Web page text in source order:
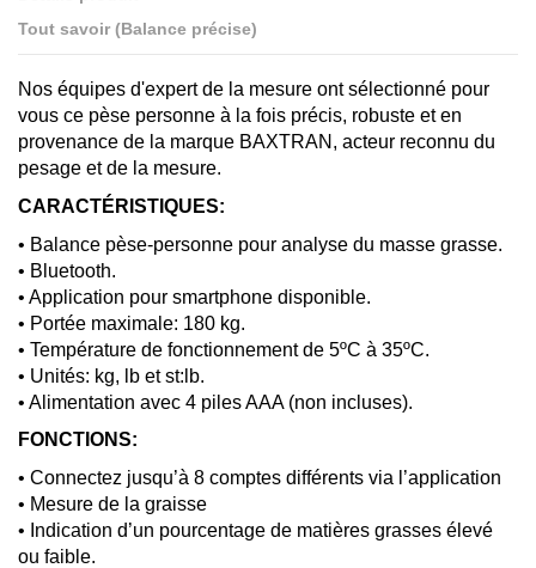
Tout savoir (Balance précise)
Nos équipes d'expert de la mesure ont sélectionné pour
vous ce pèse personne à la fois précis, robuste et en
provenance de la marque BAXTRAN, acteur reconnu du
pesage et de la mesure.
CARACTÉRISTIQUES:
• Balance pèse-personne pour analyse du masse grasse.
• Bluetooth.
• Application pour smartphone disponible.
• Portée maximale: 180 kg.
• Température de fonctionnement de 5ºC à 35ºC.
• Unités: kg, lb et st:lb.
• Alimentation avec 4 piles AAA (non incluses).
FONCTIONS:
• Connectez jusqu’à 8 comptes différents via l’application
• Mesure de la graisse
• Indication d’un pourcentage de matières grasses élevé
ou faible.